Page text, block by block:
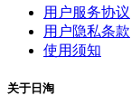
用户服务协议
用户隐私条款
使用须知
关于日淘